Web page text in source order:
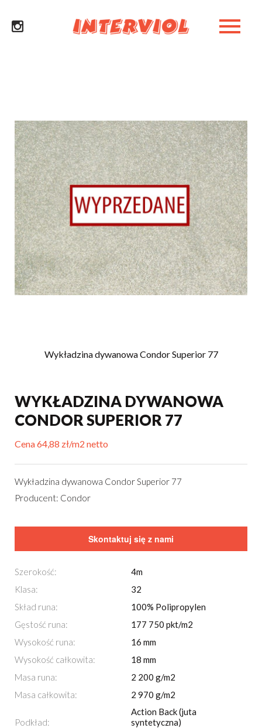
Wykładzina dywanowa Condor Superior 77
WYKŁADZINA DYWANOWA
CONDOR SUPERIOR 77
Cena 64,88 zł/m2 netto
Wykładzina dywanowa Condor Superior 77
Producent: Condor
Skontaktuj się z nami
Szerokość:
4m
Klasa:
32
Skład runa:
100% Polipropylen
Gęstość runa:
177 750 pkt/m2
Wysokość runa:
16 mm
Wysokość całkowita:
18 mm
Masa runa:
2 200 g/m2
Masa całkowita:
2 970 g/m2
Podkład:
Action Back (juta
syntetyczna)